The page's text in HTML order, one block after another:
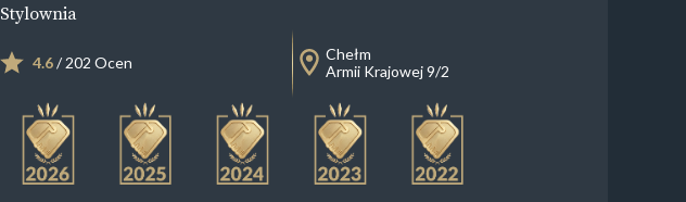
Stylownia
4.6/ 202 Ocen
Chełm
Armii Krajowej 9/2